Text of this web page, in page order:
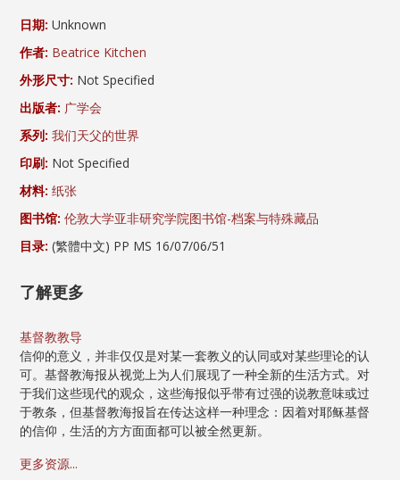
日期: Unknown
作者: Beatrice Kitchen
外形尺寸: Not Specified
出版者: 广学会
系列: 我们天父的世界
印刷: Not Specified
材料: 纸张
图书馆: 伦敦大学亚非研究学院图书馆-档案与特殊藏品
目录: (繁體中文) PP MS 16/07/06/51
了解更多
基督教教导
信仰的意义，并非仅仅是对某一套教义的认同或对某些理论的认
可。基督教海报从视觉上为人们展现了一种全新的生活方式。对
于我们这些现代的观众，这些海报似乎带有过强的说教意味或过
于教条，但基督教海报旨在传达这样一种理念：因着对耶稣基督
的信仰，生活的方方面面都可以被全然更新。
更多资源...